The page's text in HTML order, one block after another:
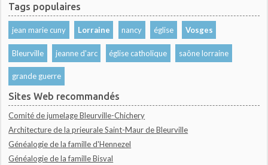
Tags populaires
jean marie cuny Lorraine nancy église Vosges
Bleurville jeanne d'arc église catholique saône lorraine
grande guerre
Sites Web recommandés
Comité de jumelage Bleurville-Chichery
Architecture de la prieurale Saint-Maur de Bleurville
Généalogie de la famille d'Hennezel
Généalogie de la famille Bisval